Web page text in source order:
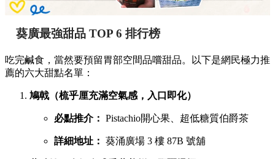
葵廣最強甜品 TOP 6 排行榜
吃完鹹食，當然要預留胃部空間品嚐甜品。以下是網民極力推
薦的六大甜點名單：
鳩戟（梳乎厘充滿空氣感，入口即化）
必點推介： Pistachio開心果、超低糖質伯爵茶
詳細地址： 葵涌廣場 3 樓 87B 號舖